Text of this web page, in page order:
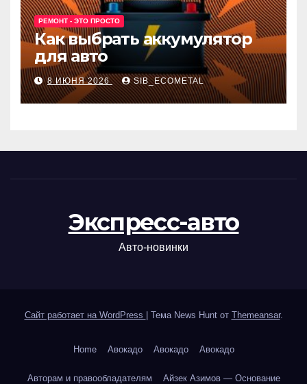
РЕМОНТ - ЭТО ПРОСТО
Как выбрать аккумулятор
для авто
8 ИЮНЯ 2026 SIB_ECOMETAL
Экспресс-авто
Авто-новинки
Сайт работает на WordPress Тема News Hunt от Themeansar.
Home Авокадо Авокадо Авокадо
Авторам и правообладателям Айзек Азимов — Основание